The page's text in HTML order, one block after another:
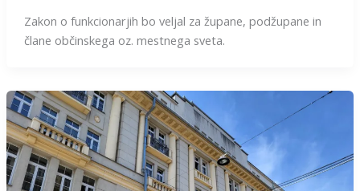
Zakon o funkcionarjih bo veljal za župane, podžupane in
člane občinskega oz. mestnega sveta.